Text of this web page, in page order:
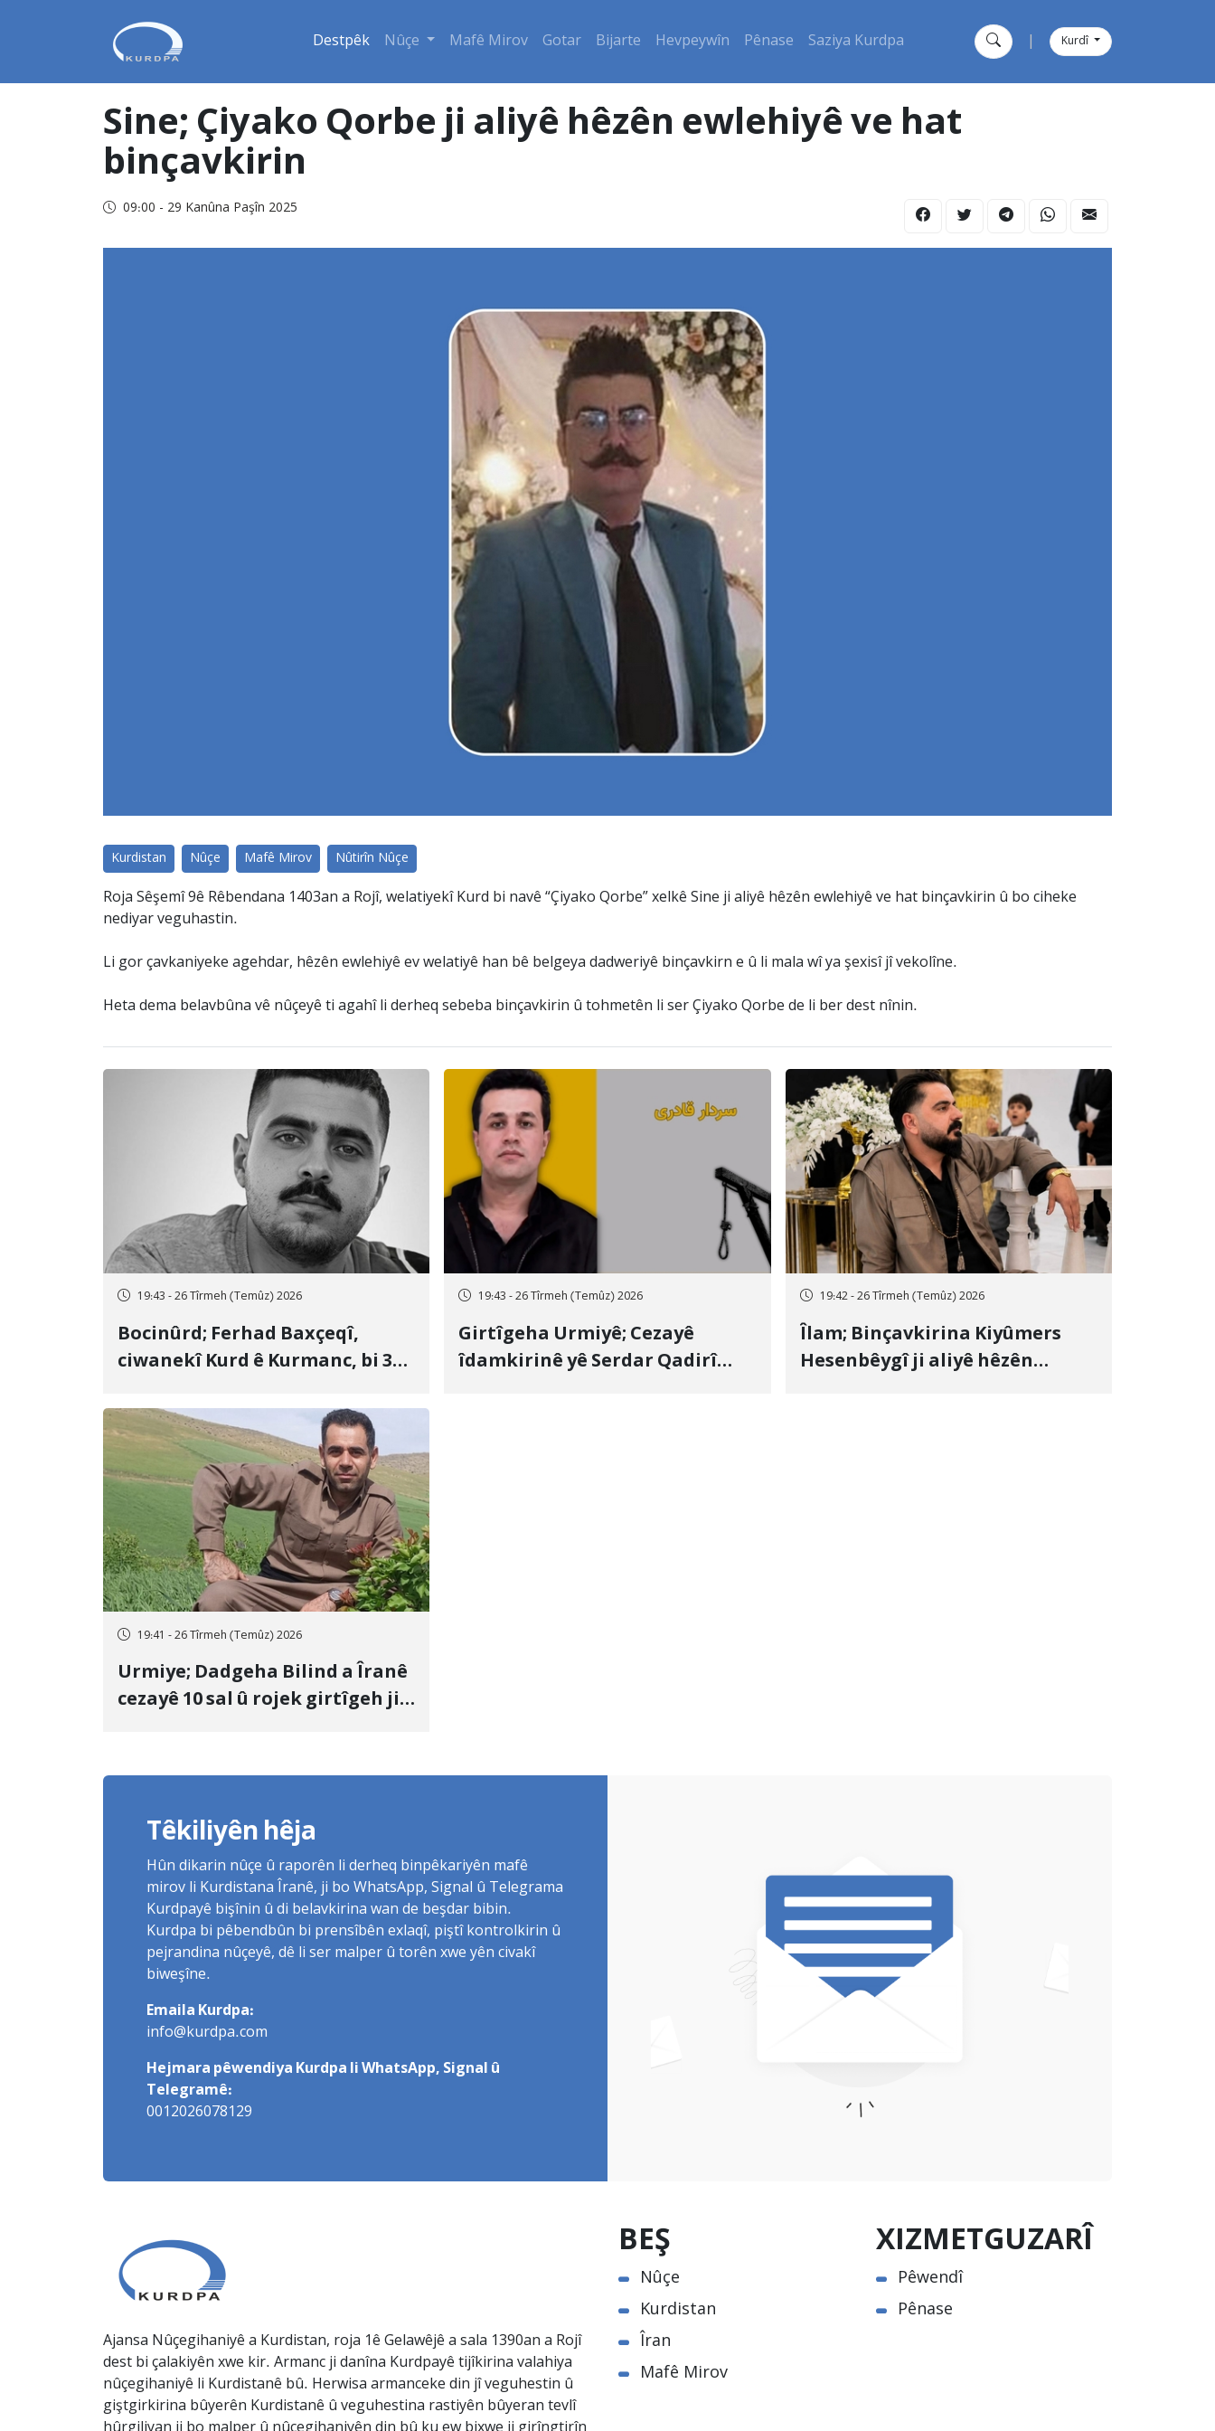
Destpêk Nûçe Mafê Mirov Gotar Bijarte Hevpeywîn Pênase Saziya Kurdpa Kurdî
Sine; Çiyako Qorbe ji aliyê hêzên ewlehiyê ve hat
binçavkirin
09:00 - 29 Kanûna Paşîn 2025
Kurdistan Nûçe Mafê Mirov Nûtirîn Nûçe
Roja Sêşemî 9ê Rêbendana 1403an a Rojî, welatiyekî Kurd bi navê “Çiyako Qorbe” xelkê Sine ji aliyê hêzên ewlehiyê ve hat binçavkirin û bo ciheke
nediyar veguhastin.
Li gor çavkaniyeke agehdar, hêzên ewlehiyê ev welatiyê han bê belgeya dadweriyê binçavkirn e û li mala wî ya şexisî jî vekolîne.
Heta dema belavbûna vê nûçeyê ti agahî li derheq sebeba binçavkirin û tohmetên li ser Çiyako Qorbe de li ber dest nînin.
19:43 - 26 Tîrmeh (Temûz) 2026
Bocinûrd; Ferhad Baxçeqî,
ciwanekî Kurd ê Kurmanc, bi 3
cezakirin
19:43 - 26 Tîrmeh (Temûz) 2026
Girtîgeha Urmiyê; Cezayê
îdamkirinê yê Serdar Qadirî
19:42 - 26 Tîrmeh (Temûz) 2026
Îlam; Binçavkirina Kiyûmers
Hesenbêygî ji aliyê hêzên
19:41 - 26 Tîrmeh (Temûz) 2026
Urmiye; Dadgeha Bilind a Îranê
cezayê 10 sal û rojek girtîgeh ji
Têkiliyên hêja
Hûn dikarin nûçe û raporên li derheq binpêkariyên mafê
mirov li Kurdistana Îranê, ji bo WhatsApp, Signal û Telegrama
Kurdpayê bişînin û di belavkirina wan de beşdar bibin.
Kurdpa bi pêbendbûn bi prensîbên exlaqî, piştî kontrolkirin û
pejrandina nûçeyê, dê li ser malper û torên xwe yên civakî
biweşîne.
Emaila Kurdpa:
info@kurdpa.com
Hejmara pêwendiya Kurdpa li WhatsApp, Signal û
Telegramê:
0012026078129
Ajansa Nûçegihaniyê a Kurdistan, roja 1ê Gelawêjê a sala 1390an a Rojî
dest bi çalakiyên xwe kir. Armanc ji danîna Kurdpayê tijîkirina valahiya
nûçegihaniyê li Kurdistanê bû. Herwisa armanceke din jî veguhestin û
giştgirkirina bûyerên Kurdistanê û veguhestina rastiyên bûyeran tevlî
BEŞ
Nûçe
Kurdistan
Îran
Mafê Mirov
XIZMETGUZARÎ
Pêwendî
Pênase